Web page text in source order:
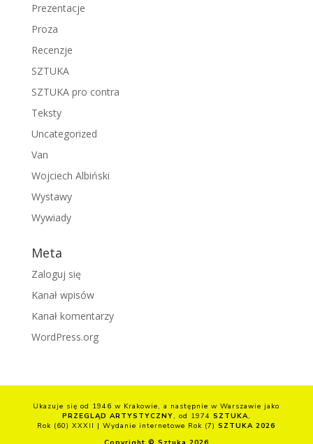
Prezentacje
Proza
Recenzje
SZTUKA
SZTUKA pro contra
Teksty
Uncategorized
Van
Wojciech Albiński
Wystawy
Wywiady
Meta
Zaloguj się
Kanał wpisów
Kanał komentarzy
WordPress.org
Ukazuje się od 1946 w Krakowie, a następnie w Warszawie jako
PRZEGLĄD ARTYSTYCZNY, od 1974 SZTUKA,
Rok (60) XXXII | Wydanie internetowe Rok (7)SZTUKA 2026